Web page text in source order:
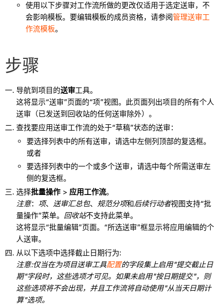
使用以下步骤对工作流所做的更改仅适用于选定送审，不
会影响模板。要编辑模板的成员资格，请参阅管理送审工
作流模板。
步骤
导航到项目的送审工具。
这将显示“送审”页面的“项”视图。此页面列出项目的所有个人
送审（已发送到回收站的任何送审除外）。
查找要应用送审工作流的处于“草稿”状态的送审：
要选择列表中的所有送审，请选中左侧列顶部的复选框。
或者
要选择列表中的一个或多个送审，请选中每个所需送审左
侧的复选框。
选择批量操作> 应用工作流。
注意： 项、 送审汇总包、 规范分项和后续行动者视图支持“批
量操作”菜单。 回收站不支持此菜单。
这将显示“批量编辑”页面。“所选送审”框显示将应用编辑的个
人送审。
从以下选项中选择截止日期行为:
注意:仅当在为项目送审工具配置的字段集上启用"提交截止日
期"字段时，这些选项才可见。如果未启用"按日期提交"，则
这些选项将不会出现，并且工作流将自动使用"从当天日期计
算"选项。